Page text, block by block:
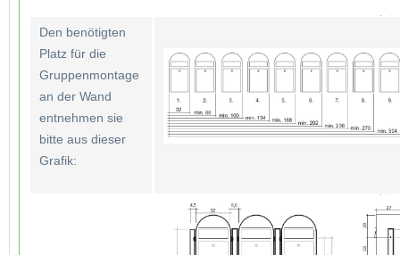
Den benötigten
Platz für die
Gruppenmontage
an der Wand
entnehmen sie
bitte aus dieser
Grafik: